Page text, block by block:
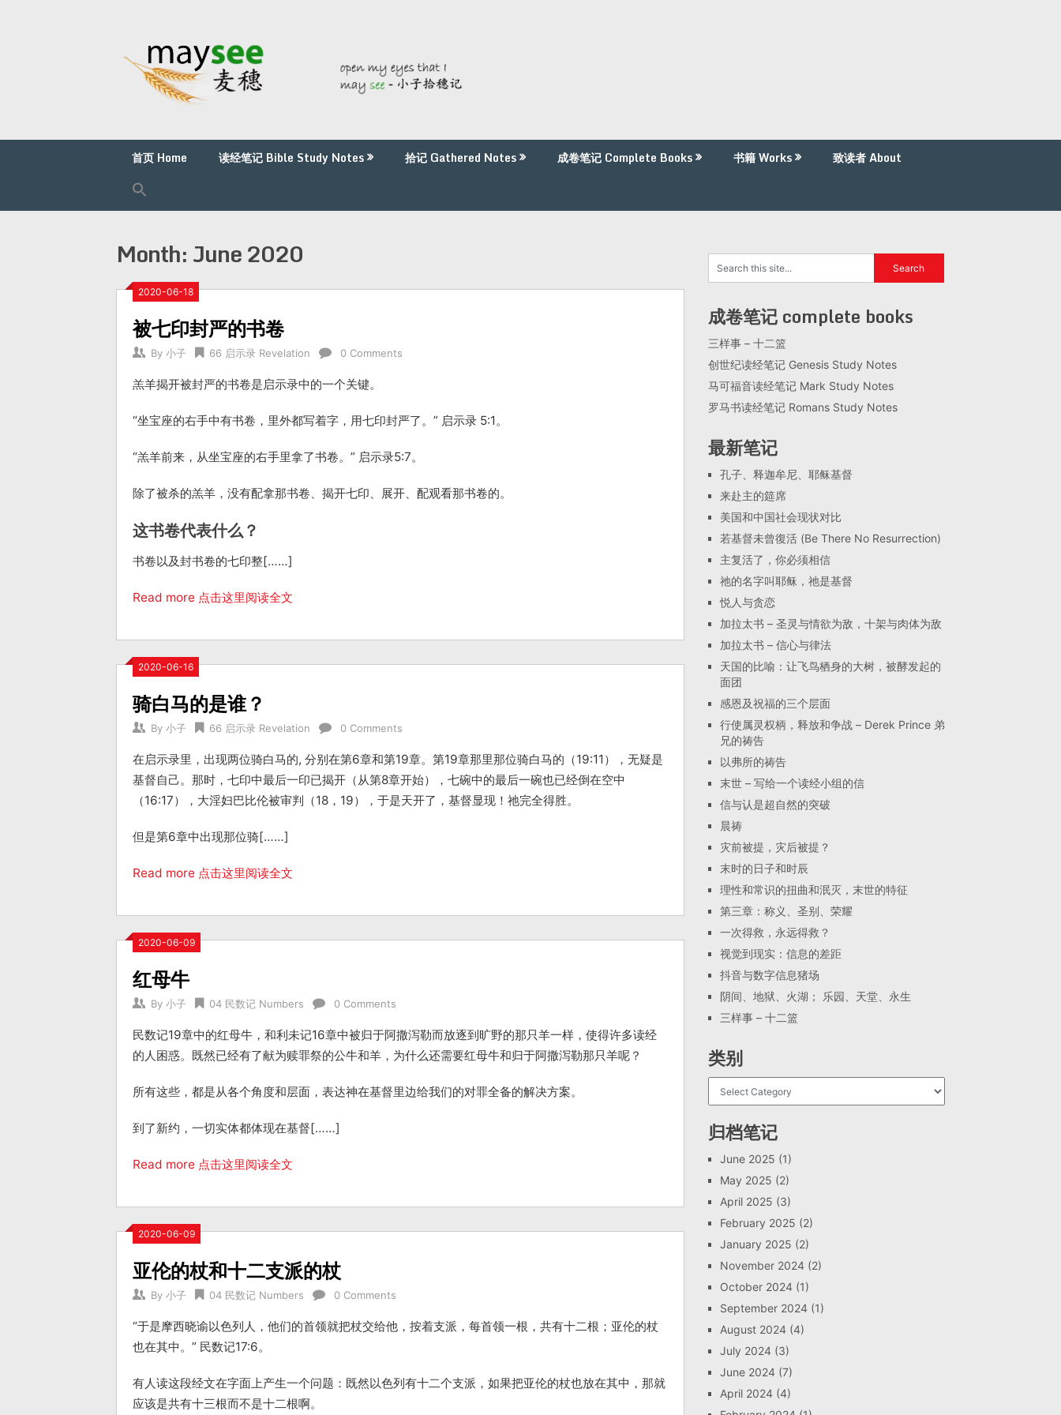
首页 Home 读经笔记 Bible Study Notes 拾记 Gathered Notes 成卷笔记 Complete Books 书籍 Works 致读者 About
Month:June 2020
2020-06-18
被七印封严的书卷
By 小子 66 启示录 Revelation 0 Comments
羔羊揭开被封严的书卷是启示录中的一个关键。
“坐宝座的右手中有书卷，里外都写着字，用七印封严了。” 启示录 5:1。
“羔羊前来，从坐宝座的右手里拿了书卷。” 启示录5:7。
除了被杀的羔羊，没有配拿那书卷、揭开七印、展开、配观看那书卷的。
这书卷代表什么？
书卷以及封书卷的七印整[……]
Read more 点击这里阅读全文
2020-06-16
骑白马的是谁？
By 小子 66 启示录 Revelation 0 Comments
在启示录里，出现两位骑白马的, 分别在第6章和第19章。第19章那里那位骑白马的（19:11），无疑是
基督自己。那时，七印中最后一印已揭开（从第8章开始），七碗中的最后一碗也已经倒在空中
（16:17），大淫妇巴比伦被审判（18，19），于是天开了，基督显现！祂完全得胜。
但是第6章中出现那位骑[……]
Read more 点击这里阅读全文
2020-06-09
红母牛
By 小子 04 民数记 Numbers 0 Comments
民数记19章中的红母牛，和利未记16章中被归于阿撒泻勒而放逐到旷野的那只羊一样，使得许多读经
的人困惑。既然已经有了献为赎罪祭的公牛和羊，为什么还需要红母牛和归于阿撒泻勒那只羊呢？
所有这些，都是从各个角度和层面，表达神在基督里边给我们的对罪全备的解决方案。
到了新约，一切实体都体现在基督[……]
Read more 点击这里阅读全文
2020-06-09
亚伦的杖和十二支派的杖
By 小子 04 民数记 Numbers 0 Comments
“于是摩西晓谕以色列人，他们的首领就把杖交给他，按着支派，每首领一根，共有十二根；亚伦的杖
也在其中。” 民数记17:6。
有人读这段经文在字面上产生一个问题：既然以色列有十二个支派，如果把亚伦的杖也放在其中，那就
应该是共有十三根而不是十二根啊。
成卷笔记 complete books
三样事 – 十二篮
创世纪读经笔记 Genesis Study Notes
马可福音读经笔记 Mark Study Notes
罗马书读经笔记 Romans Study Notes
最新笔记
孔子、释迦牟尼、耶稣基督
来赴主的筵席
美国和中国社会现状对比
若基督未曾復活 (Be There No Resurrection)
主复活了，你必须相信
祂的名字叫耶稣，祂是基督
悦人与贪恋
加拉太书 – 圣灵与情欲为敌，十架与肉体为敌
加拉太书 – 信心与律法
天国的比喻：让飞鸟栖身的大树，被酵发起的
面团
感恩及祝福的三个层面
行使属灵权柄，释放和争战 – Derek Prince 弟
兄的祷告
以弗所的祷告
末世 – 写给一个读经小组的信
信与认是超自然的突破
晨祷
灾前被提，灾后被提？
末时的日子和时辰
理性和常识的扭曲和泯灭，末世的特征
第三章：称义、圣别、荣耀
一次得救，永远得救？
视觉到现实：信息的差距
抖音与数字信息猪场
阴间、地狱、火湖； 乐园、天堂、永生
三样事 – 十二篮
类别
归档笔记
June 2025 (1)
May 2025 (2)
April 2025 (3)
February 2025 (2)
January 2025 (2)
November 2024 (2)
October 2024 (1)
September 2024 (1)
August 2024 (4)
July 2024 (3)
June 2024 (7)
April 2024 (4)